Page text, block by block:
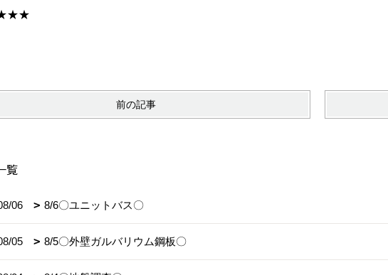
前の記事
覧
06 8/6〇ユニットバス〇
05 8/5〇外壁ガルバリウム鋼板〇